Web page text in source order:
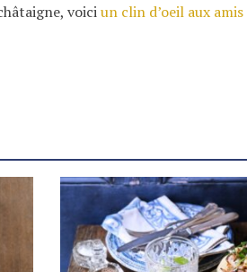
voiciun clin d’oeil aux amis